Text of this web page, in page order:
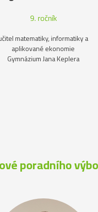
9. ročník
matematiky, informatiky a
aplikované ekonomie
Gymnázium Jana Keplera
poradního